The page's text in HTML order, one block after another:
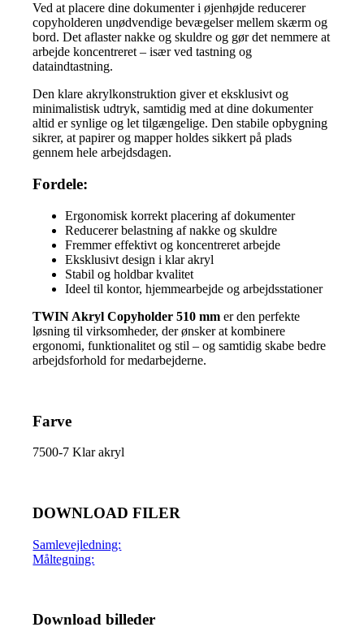
Ved at placere dine dokumenter i øjenhøjde reducerer
copyholderen unødvendige bevægelser mellem skærm og
bord. Det aflaster nakke og skuldre og gør det nemmere at
arbejde koncentreret – især ved tastning og
dataindtastning.
Den klare akrylkonstruktion giver et eksklusivt og
minimalistisk udtryk, samtidig med at dine dokumenter
altid er synlige og let tilgængelige. Den stabile opbygning
sikrer, at papirer og mapper holdes sikkert på plads
gennem hele arbejdsdagen.
Fordele:
Ergonomisk korrekt placering af dokumenter
Reducerer belastning af nakke og skuldre
Fremmer effektivt og koncentreret arbejde
Eksklusivt design i klar akryl
Stabil og holdbar kvalitet
Ideel til kontor, hjemmearbejde og arbejdsstationer
TWIN Akryl Copyholder 510 mm er den perfekte
løsning til virksomheder, der ønsker at kombinere
ergonomi, funktionalitet og stil – og samtidig skabe bedre
arbejdsforhold for medarbejderne.
Farve
7500-7 Klar akryl
DOWNLOAD FILER
Samlevejledning:
Måltegning:
Download billeder